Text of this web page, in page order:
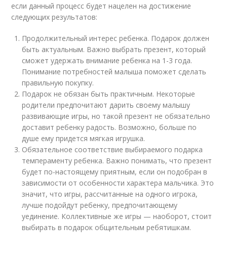
если данный процесс будет нацелен на достижение
следующих результатов:
Продолжительный интерес ребенка. Подарок должен
быть актуальным. Важно выбрать презент, который
сможет удержать внимание ребенка на 1-3 года.
Понимание потребностей малыша поможет сделать
правильную покупку.
Подарок не обязан быть практичным. Некоторые
родители предпочитают дарить своему малышу
развивающие игры, но такой презент не обязательно
доставит ребенку радость. Возможно, больше по
душе ему придется мягкая игрушка.
Обязательное соответствие выбираемого подарка
темпераменту ребенка. Важно понимать, что презент
будет по-настоящему приятным, если он подобран в
зависимости от особенности характера мальчика. Это
значит, что игры, рассчитанные на одного игрока,
лучше подойдут ребенку, предпочитающему
уединение. Коллективные же игры — наоборот, стоит
выбирать в подарок общительным ребятишкам.